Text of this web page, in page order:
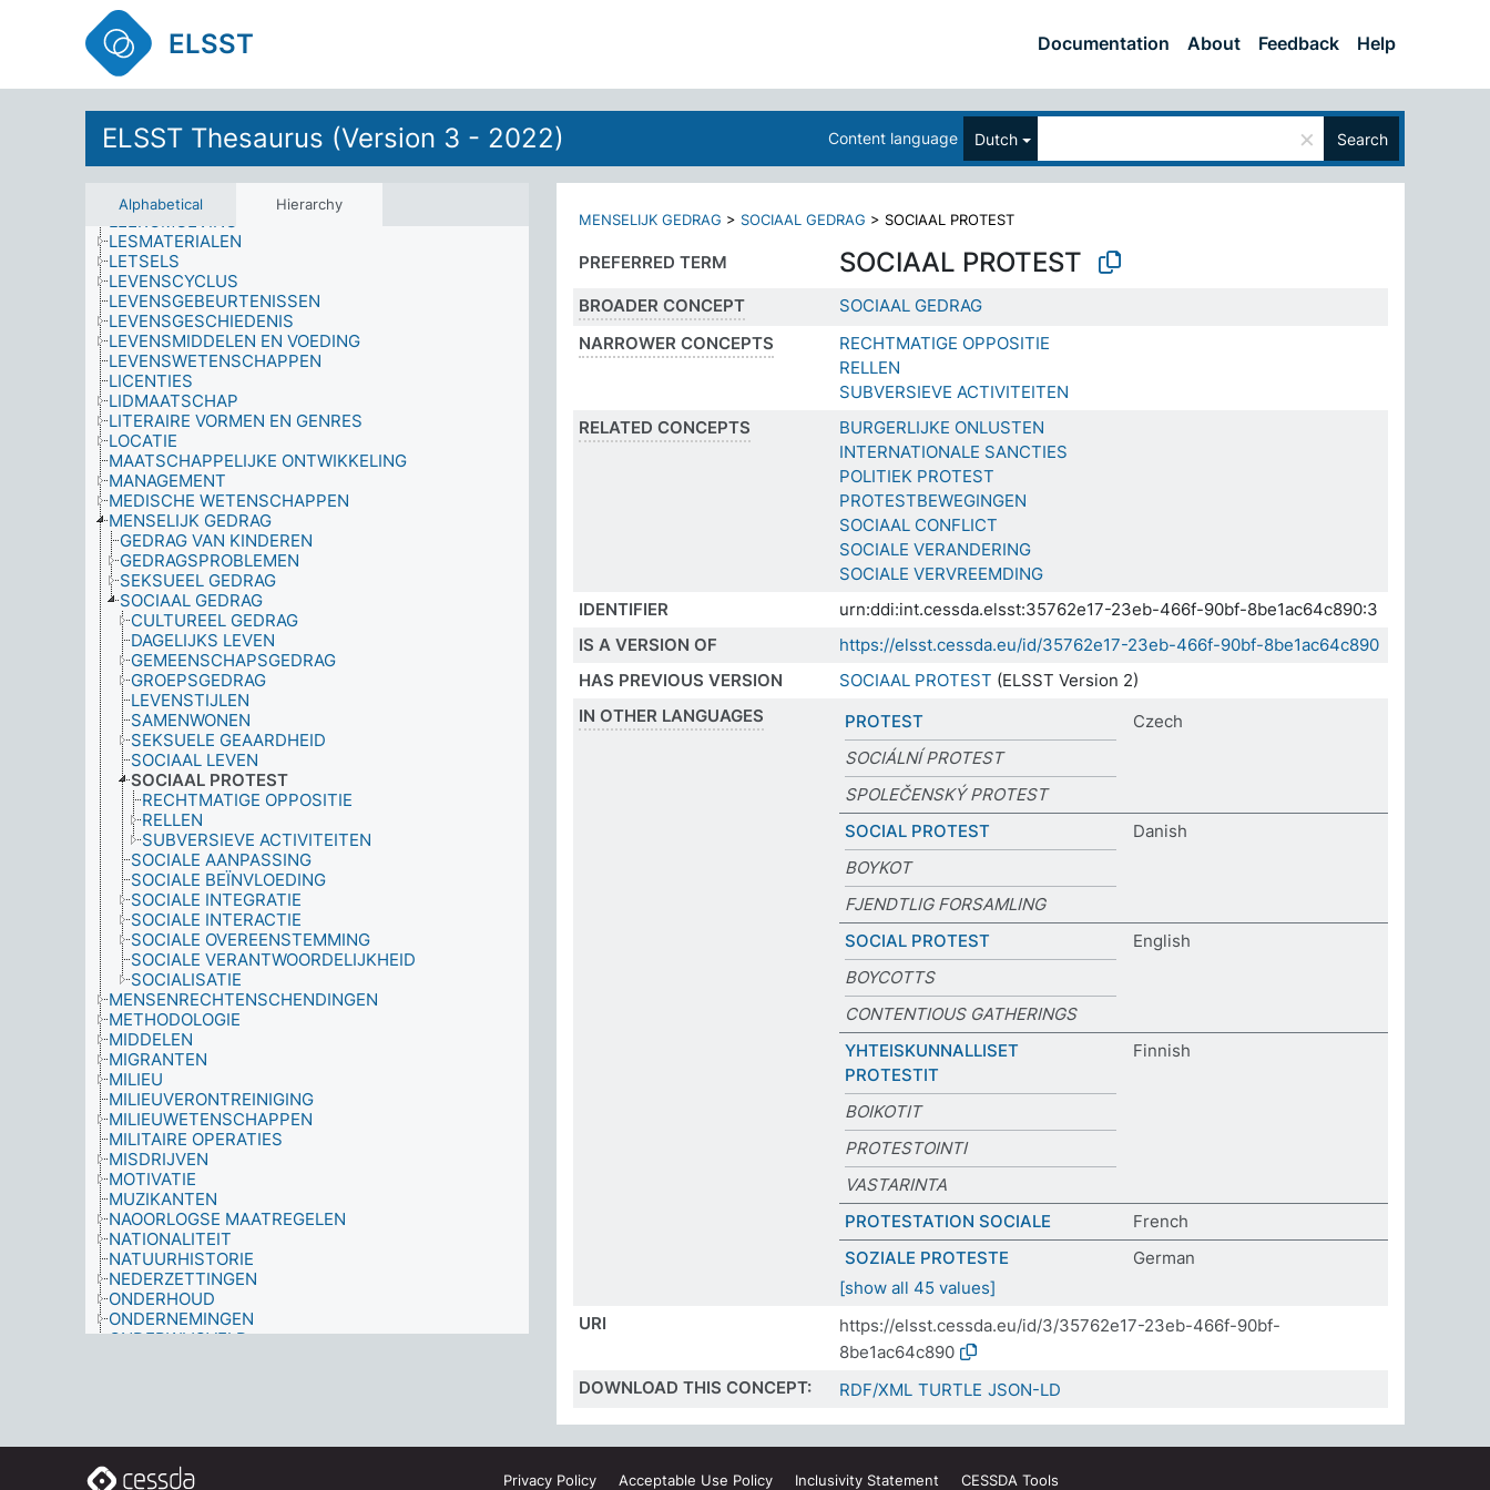
ELSST Documentation About Feedback Help
ELSST Thesaurus (Version 3 - 2022) Content language Dutch × Search
Alphabetical Hierarchy
KIESMANNEN
KLIMAAT
KLIMAATZONES
KRIJGSMACHT
KWALITEIT
LATERALITEIT
LEEFTIJDSGROEPEN
LEEROMGEVING
LESMATERIALEN
LETSELS
LEVENSCYCLUS
LEVENSGEBEURTENISSEN
LEVENSGESCHIEDENIS
LEVENSMIDDELEN EN VOEDING
LEVENSWETENSCHAPPEN
LICENTIES
LIDMAATSCHAP
LITERAIRE VORMEN EN GENRES
LOCATIE
MAATSCHAPPELIJKE ONTWIKKELING
MANAGEMENT
MEDISCHE WETENSCHAPPEN
MENSELIJK GEDRAG
GEDRAG VAN KINDEREN
GEDRAGSPROBLEMEN
SEKSUEEL GEDRAG
SOCIAAL GEDRAG
CULTUREEL GEDRAG
DAGELIJKS LEVEN
GEMEENSCHAPSGEDRAG
GROEPSGEDRAG
LEVENSTIJLEN
SAMENWONEN
SEKSUELE GEAARDHEID
SOCIAAL LEVEN
SOCIAAL PROTEST
RECHTMATIGE OPPOSITIE
RELLEN
SUBVERSIEVE ACTIVITEITEN
SOCIALE AANPASSING
SOCIALE BEÏNVLOEDING
SOCIALE INTEGRATIE
SOCIALE INTERACTIE
SOCIALE OVEREENSTEMMING
SOCIALE VERANTWOORDELIJKHEID
SOCIALISATIE
MENSENRECHTENSCHENDINGEN
METHODOLOGIE
MIDDELEN
MIGRANTEN
MILIEU
MILIEUVERONTREINIGING
MILIEUWETENSCHAPPEN
MILITAIRE OPERATIES
MISDRIJVEN
MOTIVATIE
MUZIKANTEN
NAOORLOGSE MAATREGELEN
NATIONALITEIT
NATUURHISTORIE
NEDERZETTINGEN
ONDERHOUD
ONDERNEMINGEN
ONDERWIJSVELD
ORGANIZATIES
MENSELIJK GEDRAG > SOCIAAL GEDRAG > SOCIAAL PROTEST
PREFERRED TERM SOCIAAL PROTEST
BROADER CONCEPT
SOCIAAL GEDRAG
NARROWER CONCEPTS
RECHTMATIGE OPPOSITIE
RELLEN
SUBVERSIEVE ACTIVITEITEN
RELATED CONCEPTS
BURGERLIJKE ONLUSTEN
INTERNATIONALE SANCTIES
POLITIEK PROTEST
PROTESTBEWEGINGEN
SOCIAAL CONFLICT
SOCIALE VERANDERING
SOCIALE VERVREEMDING
IDENTIFIER
urn:ddi:int.cessda.elsst:35762e17-23eb-466f-90bf-8be1ac64c890:3
IS A VERSION OF
https://elsst.cessda.eu/id/35762e17-23eb-466f-90bf-8be1ac64c890
HAS PREVIOUS VERSION
SOCIAAL PROTEST (ELSST Version 2)
IN OTHER LANGUAGES
PROTEST
Czech
SOCIÁLNÍ PROTEST
SPOLEČENSKÝ PROTEST
SOCIAL PROTEST
Danish
BOYKOT
FJENDTLIG FORSAMLING
SOCIAL PROTEST
English
BOYCOTTS
CONTENTIOUS GATHERINGS
YHTEISKUNNALLISET
PROTESTIT
Finnish
BOIKOTIT
PROTESTOINTI
VASTARINTA
PROTESTATION SOCIALE
French
SOZIALE PROTESTE
German
[show all 45 values]
URI
https://elsst.cessda.eu/id/3/35762e17-23eb-466f-90bf-
8be1ac64c890
DOWNLOAD THIS CONCEPT:
RDF/XML TURTLE JSON-LD
Privacy Policy Acceptable Use Policy Inclusivity Statement CESSDA Tools